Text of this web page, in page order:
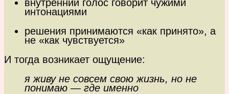
внутренний голос говорит чужими
интонациями
решения принимаются «как принято», а
не «как чувствуется»
И тогда возникает ощущение:
я живу не совсем свою жизнь, но не
понимаю — где именно